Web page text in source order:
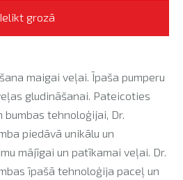
Ielikt grozā
maigai veļai. Īpaša pumperu
gludināšanai. Pateicoties
tehnoloģijai, Dr.
piedāvā unikālu un
mājīgai un patīkamai veļai. Dr.
īpašā tehnoloģija paceļ un